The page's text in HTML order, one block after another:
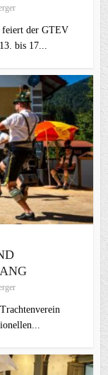
feiert der GTEV
bis 17...